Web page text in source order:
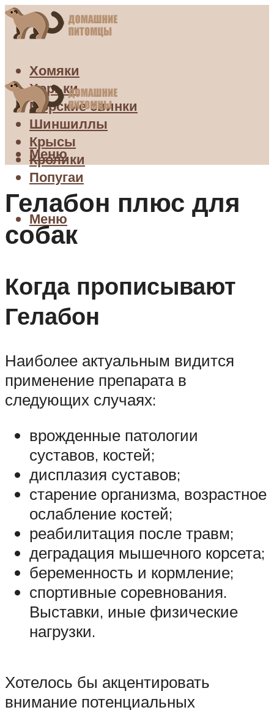
Хомяки
Хорьки
Морские свинки
Шиншиллы
Крысы
Кролики
Попугаи
Меню
Меню
Гелабон плюс для
собак
Когда прописывают
Гелабон
Наиболее актуальным видится
применение препарата в
следующих случаях:
врожденные патологии
суставов, костей;
дисплазия суставов;
старение организма, возрастное
ослабление костей;
реабилитация после травм;
деградация мышечного корсета;
беременность и кормление;
спортивные соревнования.
Выставки, иные физические
нагрузки.
Хотелось бы акцентировать
внимание потенциальных